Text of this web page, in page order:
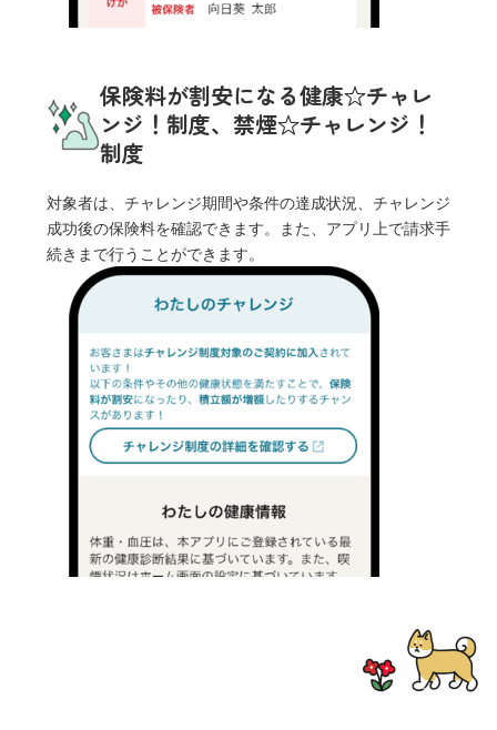
保険料が割安になる健康☆チャレ
ンジ！制度、禁煙☆チャレンジ！
制度
対象者は、チャレンジ期間や条件の達成状況、チャレンジ
成功後の保険料を確認できます。また、アプリ上で請求手
続きまで行うことができます。